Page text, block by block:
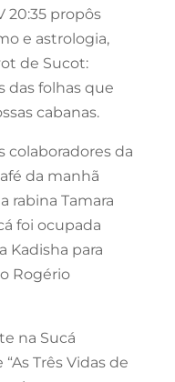
20:35 propôs
e astrologia,
de Sucot:
das folhas que
cabanas.
colaboradores da
da manhã
rabina Tamara
foi ocupada
Kadisha para
Rogério
na Sucá
Três Vidas de